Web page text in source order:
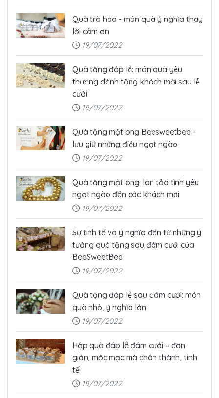
Quà trà hoa - món quà ý nghĩa thay
lời cảm ơn
19/07/2022
Quà tặng đáp lễ: món quà yêu
thương dành tặng khách mời sau lễ
cưới
19/07/2022
Quà tặng mật ong Beesweetbee -
lưu giữ những điều ngọt ngào
19/07/2022
Quà tặng mật ong: lan tỏa tình yêu
ngọt ngào đến các khách mời
19/07/2022
Sự tinh tế và ý nghĩa đến từ những ý
tưởng quà tặng sau đám cưới của
BeeSweetBee
19/07/2022
Quà tặng đáp lễ sau đám cưới: món
quà nhỏ, ý nghĩa lớn
19/07/2022
Hộp quà đáp lễ đám cưới – đơn
giản, mộc mạc mà chân thành, tinh
tế
19/07/2022